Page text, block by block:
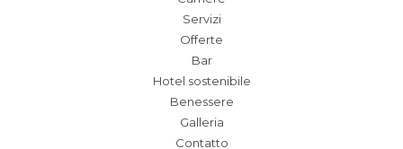
Servizi
Offerte
Bar
Hotel sostenibile
Benessere
Galleria
Contatto